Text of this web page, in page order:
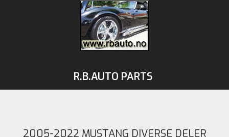
R.B.AUTO PARTS
2005-2022 MUSTANG DIVERSE DELER